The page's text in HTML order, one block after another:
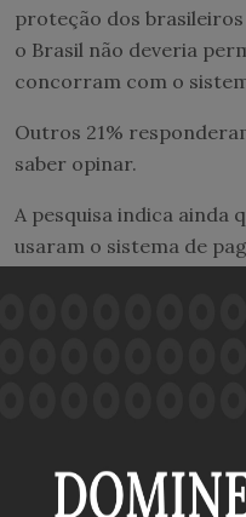
proteção dos brasileiros
o Brasil não deveria
concorram com o
Outros 21%
saber opinar.
A pesquisa indica ainda
usaram o sistema de
A Realtime perguntou
consultados se